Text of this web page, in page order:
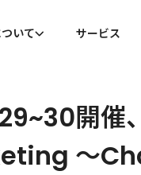
いて
ッセージ
サービス
開
〜